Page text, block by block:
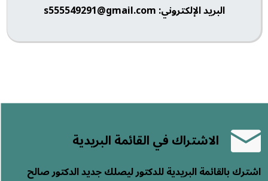
البريد الإلكتروني: s555549291@gmail.com
الاشتراك في القائمة البريدية
اشترك بالقائمة البريدية للدكتور ليصلك جديد الدكتور صالح